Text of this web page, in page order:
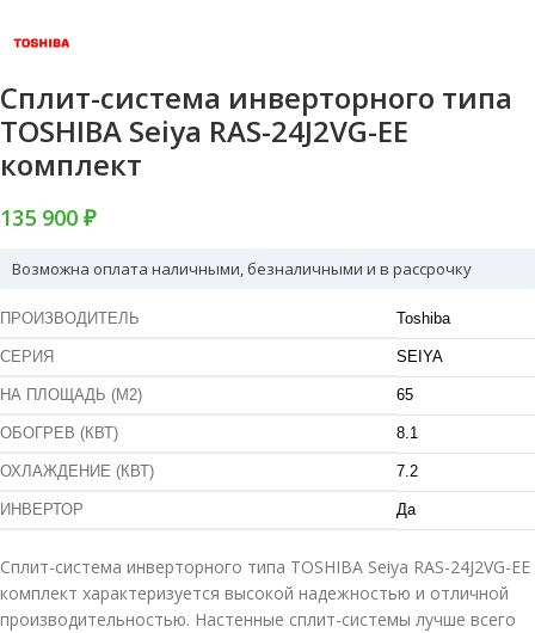
Сплит-система инверторного типа
TOSHIBA Seiya RAS-24J2VG-EE
комплект
135 900 ₽
Возможна оплата наличными, безналичными и в рассрочку
ПРОИЗВОДИТЕЛЬ Toshiba
СЕРИЯ SEIYA
НА ПЛОЩАДЬ (М2) 65
ОБОГРЕВ (КВТ) 8.1
ОХЛАЖДЕНИЕ (КВТ) 7.2
ИНВЕРТОР Да
Сплит-система инверторного типа TOSHIBA Seiya RAS-24J2VG-EE
комплект характеризуется высокой надежностью и отличной
производительностью. Настенные сплит-системы лучше всего